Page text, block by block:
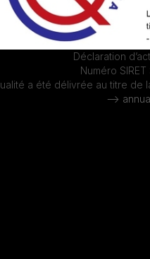
Déclaration
Numéro
a été délivrée au titre de
-->